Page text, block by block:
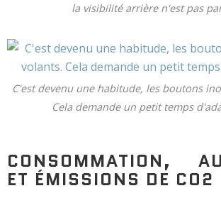
la visibilité arrière n'est pas
C'est devenu une habitude, les boutons
Cela demande un petit temps
CONSOMMATION,
ET ÉMISSIONS DE CO2